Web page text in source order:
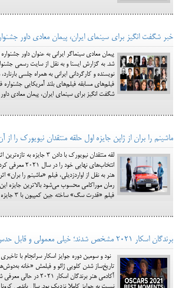
خبر شگفت انگیز برای سینمای ایران، پیمان معادی داور
پیمان معادی سینماگر ایرانی به عنوان داور
شد. به گزارش ایسنا و به نقل از سایت رسمی
نویسنده و کارگردانی ایرانی به همراه چلسی
فیلم‌های مسابقه فیلم‌های بلند آمریکایی
شگفت انگیز برای سینمای ایران، پیمان معادی
ماشینم را بران از ژاپن جایزه اول حلقه منتقدان نیویورک را از
لقه منتقدان نیویورک با دادن 3
انتخاب‌های
هنر به نقل از اواردزدیلی، فیلم «ماشینم را
رمان موراکامی محسوب می‌شود بالاترین جایزه این
فیلم «قدرت سگ» ساخته جین کمپیون با 3 جایزه بیشترین افتخار را از آن خو
برندگان اسکار 2021 مشخص شدند؛ خیلی معمولی و قابل حدس
تاریخ‌ساز شدن کلویی ژائو و فیلمش «خانه
آکادمی هنر برندگان